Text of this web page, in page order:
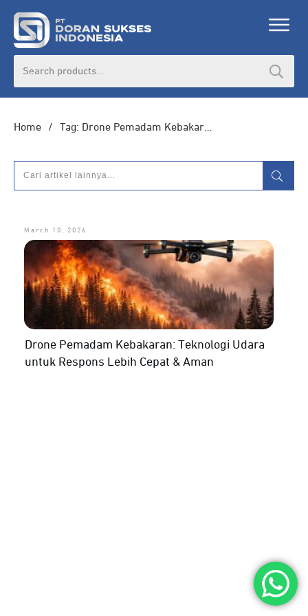
Home / Tag: Drone Pemadam Kebakaran
March 10, 2026
Drone Pemadam Kebakaran: Teknologi Udara
untuk Respons Lebih Cepat & Aman